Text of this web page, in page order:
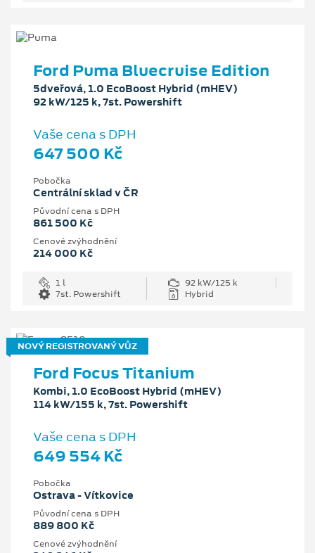
Ford Puma Bluecruise Edition
5dveřová, 1.0 EcoBoost Hybrid (mHEV)
92 kW/125 k, 7st. Powershift
Vaše cena s DPH
647 500 Kč
Pobočka
Centrální sklad v ČR
Původní cena s DPH
861 500 Kč
Cenové zvýhodnění
214 000 Kč
1 l
92 kW/125 k
7st. Powershift
Hybrid
NOVÝ REGISTROVANÝ VŮZ
Ford Focus Titanium
Kombi, 1.0 EcoBoost Hybrid (mHEV)
114 kW/155 k, 7st. Powershift
Vaše cena s DPH
649 554 Kč
Pobočka
Ostrava - Vítkovice
Původní cena s DPH
889 800 Kč
Cenové zvýhodnění